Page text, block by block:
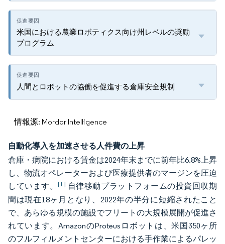
米国における農業ロボティクス向け州レベルの奨励
プログラム
人間とロボットの協働を促進する倉庫安全規制
情報源: Mordor Intelligence
自動化導入を加速させる人件費の上昇
倉庫・病院における賃金は2024年末までに前年比6.8%上昇
し、物流オペレーターおよび医療提供者のマージンを圧迫
しています。[1] 自律移動プラットフォームの投資回収期
間は現在18ヶ月となり、2022年の半分に短縮されたこと
で、あらゆる規模の施設でフリートの大規模展開が促進さ
れています。AmazonのProteusロボットは、米国350ヶ所
のフルフィルメントセンターにおける手作業によるパレッ